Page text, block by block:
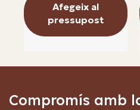
Afegeix al
pressupost
Compromís amb